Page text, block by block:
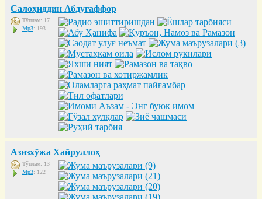
Салоҳиддин Абдуғаффор
Тўплам: 17
Mp3: 193
Азизхўжа Хайруллоҳ
Тўплам: 13
Mp3: 122